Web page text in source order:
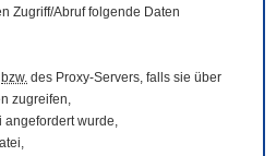
Zugriff/Abruf folgende Daten
bzw. des Proxy-Servers, falls sie über
zugreifen,
angefordert wurde,